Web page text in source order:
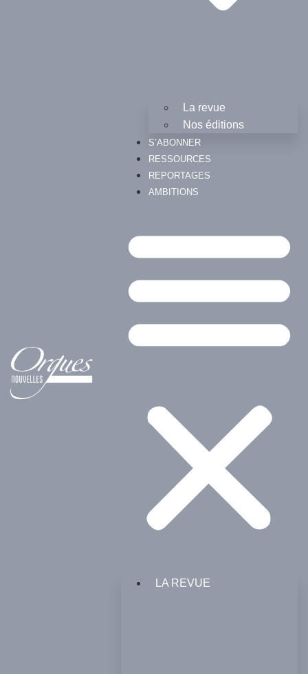
La revue
Nos éditions
S’ABONNER
RESSOURCES
REPORTAGES
AMBITIONS
LA REVUE